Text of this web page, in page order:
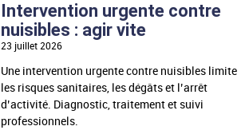
Intervention urgente contre
nuisibles : agir vite
23 juillet 2026
Une intervention urgente contre nuisibles limite
les risques sanitaires, les dégâts et l’arrêt
d’activité. Diagnostic, traitement et suivi
professionnels.